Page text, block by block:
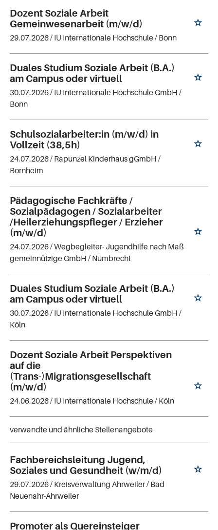
Dozent Soziale Arbeit
Gemeinwesenarbeit (m/w/d)
29.07.2026 / IU Internationale Hochschule/ Bonn
Duales Studium Soziale Arbeit (B.A.)
am Campus oder virtuell
30.07.2026 / IU Internationale Hochschule GmbH /
Bonn
Schulsozialarbeiter:in (m/w/d) in
Vollzeit (38,5h)
24.07.2026 / Rapunzel Kinderhaus gGmbH /
Bornheim
Pädagogische Fachkräfte /
Sozialpädagogen / Sozialarbeiter
/Heilerziehungspfleger / Erzieher
(m/w/d)
24.07.2026 /Wegbegleiter- Jugendhilfe nach Maß
gemeinnützige GmbH / Nümbrecht
Duales Studium Soziale Arbeit (B.A.)
am Campus oder virtuell
30.07.2026 / IU Internationale Hochschule GmbH /
Köln
Dozent Soziale Arbeit Perspektiven
auf die
(Trans-)Migrationsgesellschaft
(m/w/d)
24.06.2026 / IU Internationale Hochschule/ Köln
verwandte und ähnliche Stellenangebote
Fachbereichsleitung Jugend,
Soziales und Gesundheit (w/m/d)
29.07.2026 / Kreisverwaltung Ahrweiler/ Bad
Neuenahr-Ahrweiler
Promoter als Quereinsteiger